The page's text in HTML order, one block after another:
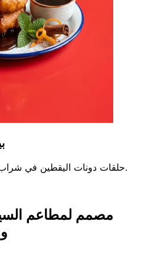
حلقات دونات اليقطين في شراب تشانكاكا، حلويات ليمينية.
مصمم لمطاعم